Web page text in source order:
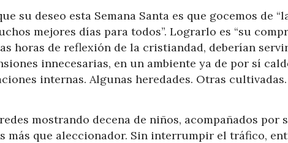
su deseo esta Semana Santa es que gocemos de
mejores días para todos”. Lograrlo es “su
horas de reflexión de la cristiandad, deberían
innecesarias, en un ambiente ya de por sí
internas. Algunas heredades. Otras cultivadas.
mostrando decena de niños, acompañados por
más que aleccionador. Sin interrumpir el tráfico,